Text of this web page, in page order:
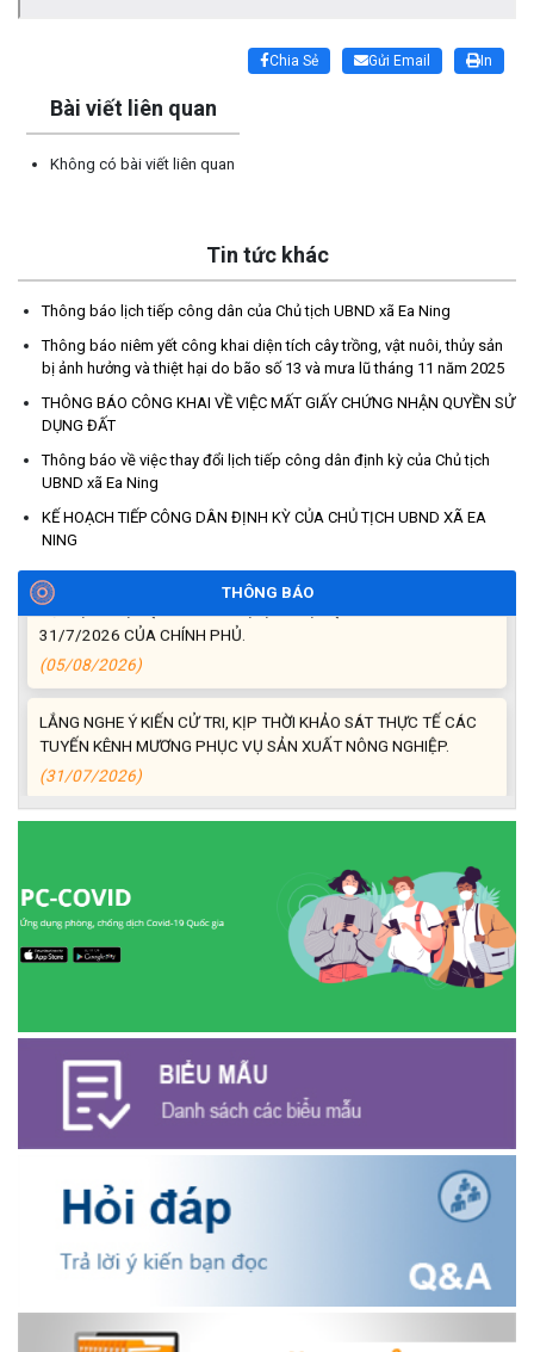
In
Gửi Email
Chia Sẻ
Bài viết liên quan
Không có bài viết liên quan
Tin tức khác
Thông báo lịch tiếp công dân của Chủ tịch UBND xã Ea Ning
Thông báo niêm yết công khai diện tích cây trồng, vật nuôi, thủy sản
bị ảnh hưởng và thiệt hại do bão số 13 và mưa lũ tháng 11 năm 2025
THÔNG BÁO CÔNG KHAI VỀ VIỆC MẤT GIẤY CHỨNG NHẬN QUYỀN SỬ
DỤNG ĐẤT
Thông báo về việc thay đổi lịch tiếp công dân định kỳ của Chủ tịch
UBND xã Ea Ning
KẾ HOẠCH TIẾP CÔNG DÂN ĐỊNH KỲ CỦA CHỦ TỊCH UBND XÃ EA
NING
THÔNG BÁO
ĐẢNG ỦY – HĐND – UBND - ỦY BAN MTTQVN XÃ EA NING TỔ
CHỨC LỄ MÍT KỶ NIỆM NGÀY AN NINH MẠNG VIỆT NAM 6-8.
(06/08/2026)
Trường cao đẳng Buôn Ma Thuột tuyển dụng Giáo viên tiếng
Anh
(05/08/2026)
UBND XÃ EA NING TỔ CHỨC HỘI NGHỊ TRIỂN KHAI NGHỊ QUYẾT
SỐ 36/2026/NQ-CP NGÀY 31/7/2026/NQ-CP NGÀY
31/7/2026 CỦA CHÍNH PHỦ.
LẮNG NGHE Ý KIẾN CỬ TRI, KỊP THỜI KHẢO SÁT THỰC TẾ CÁC
TUYẾN KÊNH MƯƠNG PHỤC VỤ SẢN XUẤT NÔNG NGHIỆP.
ỦY BAN MẶT TRẬN TỔ QUỐC VIỆT NAM XÃ EA NING TỔ CHỨC
(31/07/2026)
KỲ HỌP CHUYÊN ĐỀ LẦN THỨ NHẤT HỘI ĐỒNG NHÂN DÂN XÃ
EA NING KHÓA V NHIỆM KỲ 2026 – 2031.
XÃ EA NING THAM DỰ HỘI NGHỊ TOÀN QUỐC NGHIÊN CỨU,
HỌC TẬP, QUÁN TRIỆT VÀ TRIỂN KHAI THỰC HIỆN NGHỊ QUYẾT
HỘI NGHỊ LẦN THỨ BA BAN CHẤP HÀNH TRUNG ƯƠNG ĐẢNG
KHÓA XIV.
UBND XÃ EA NING TỔ CHỨC HỌP TRIỂN KHAI KHÁM SỨC KHỎE
ĐỊNH KỲ, KHÁM SÀNG LỌC CHO NGƯỜI DÂN TRÊN ĐỊA BÀN XÃ
GIAI ĐOẠN 2026-2031.